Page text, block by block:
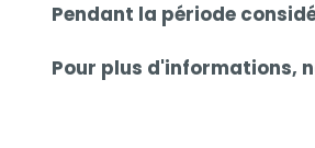
Pendant la période
Pour plus d'informations,